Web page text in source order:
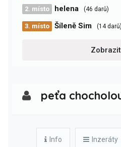
2. místo helena (46 darů)
3. místo Šíleně Sim (14 darů)
peťa
Info Inzeráty